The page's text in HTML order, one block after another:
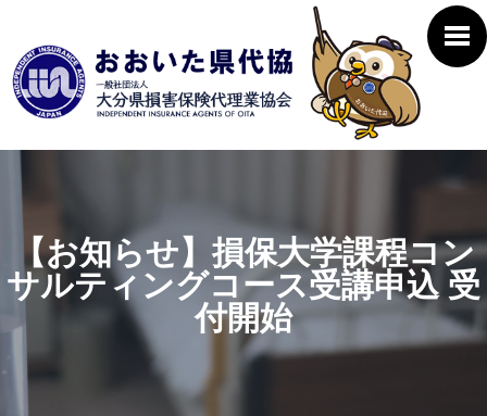
【お知らせ】損保大学課程コン
サルティングコース受講申込 受
付開始